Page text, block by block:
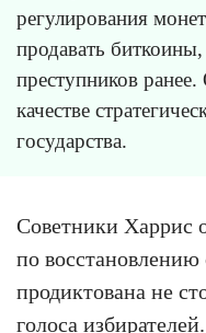
регулирования
продавать
преступников
качестве
государства.
Советники Харрис
по восстановлению
продиктована не
голоса